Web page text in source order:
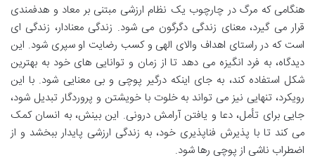
هنگامی که مرگ در چارچوب یک نظام ارزشی مبتنی بر معاد و هدفمندی
قرار می گیرد، معنای زندگی دگرگون می شود. زندگی معنادار، زندگی ای
است که در راستای اهداف والای الهی و کسب رضایت او سپری شود. این
دیدگاه، به فرد انگیزه می دهد تا از زمان و توانایی های خود به بهترین
شکل استفاده کند، به جای اینکه درگیر پوچی و بی معنایی شود. با این
رویکرد، تنهایی نیز می تواند به خلوت با خویشتن و پروردگار تبدیل شود،
جایی برای تأمل، دعا و یافتن آرامش درونی. این بینش، به انسان کمک
می کند تا با پذیرش فناپذیری خود، به زندگی ارزشی پایدار ببخشد و از
اضطراب ناشی از پوچی رها شود.